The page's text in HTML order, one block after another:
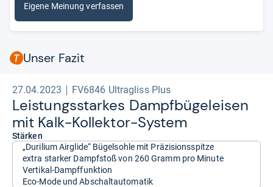
Eigene Meinung verfassen
Unser Fazit
27.04.2023 FV6846 Ultragliss Plus
Leis­tungs­star­kes Dampf­bü­gel­ei­sen
mit Kalk-​Kol­lek­tor-​Sys­tem
Stärken
„Durilium Airglide“ Bügelsohle mit Präzisionsspitze
extra starker Dampfstoß von 260 Gramm pro Minute
Vertikal-Dampffunktion
Eco-Mode und Abschaltautomatik